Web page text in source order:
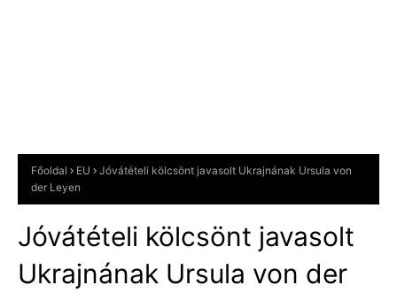
Főoldal EU
Jóvátételi kölcsönt javasolt Ukrajnának Ursula von
der Leyen
Jóvátételi kölcsönt javasolt
Ukrajnának Ursula von der